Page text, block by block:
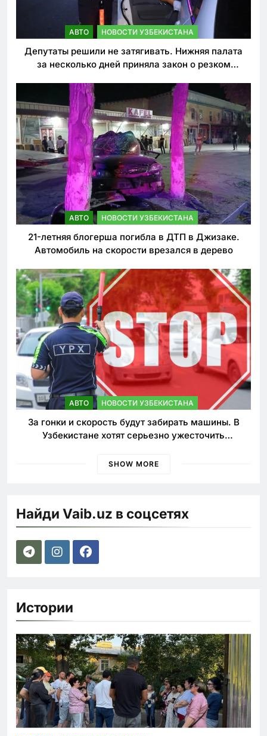
АВТО НОВОСТИ УЗБЕКИСТАНА
Депутаты решили не затягивать. Нижняя палата
за несколько дней приняла закон о резком
АВТО НОВОСТИ УЗБЕКИСТАНА
21-летняя блогерша погибла в ДТП в Джизаке.
Автомобиль на скорости врезался в дерево
АВТО НОВОСТИ УЗБЕКИСТАНА
За гонки и скорость будут забирать машины. В
Узбекистане хотят серьезно ужесточить
SHOW MORE
Найди Vaib.uz в соцсетях
Истории